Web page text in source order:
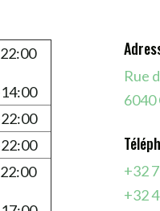
Rue
6040
+32
+32